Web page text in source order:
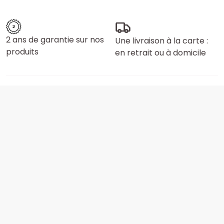
2 ans de garantie sur nos
produits
Une livraison à la carte :
en retrait ou à domicile